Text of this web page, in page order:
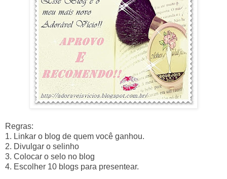
Regras:
1. Linkar o blog de quem você ganhou.
2. Divulgar o selinho
3. Colocar o selo no blog
4. Escolher 10 blogs para presentear.